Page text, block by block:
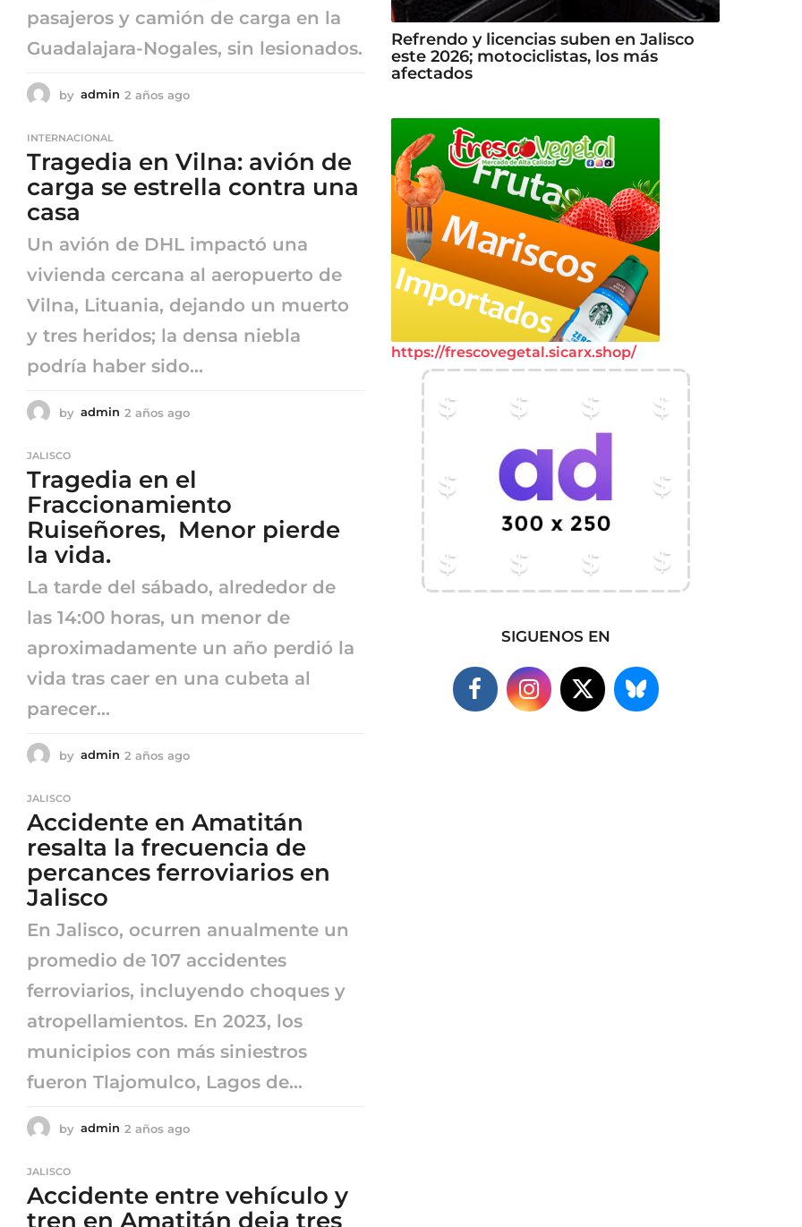
pasajeros y camión de carga en la
Guadalajara-Nogales, sin lesionados.
by admin 2 años ago
s
a
g
INTERNACIONAL
Tragedia en Vilna: avión de
carga se estrella contra una
casa
Un avión de DHL impactó una
vivienda cercana al aeropuerto de
Vilna, Lituania, dejando un muerto
y tres heridos; la densa niebla
podría haber sido...
by admin 2 años ago
a
g
o
JALISCO
Tragedia en el
Fraccionamiento
Ruiseñores, Menor pierde
la vida.
La tarde del sábado, alrededor de
las 14:00 horas, un menor de
aproximadamente un año perdió la
vida tras caer en una cubeta al
parecer...
by admin 2 años ago
s
a
g
o
JALISCO
Accidente en Amatitán
resalta la frecuencia de
percances ferroviarios en
Jalisco
En Jalisco, ocurren anualmente un
promedio de 107 accidentes
ferroviarios, incluyendo choques y
atropellamientos. En 2023, los
municipios con más siniestros
fueron Tlajomulco, Lagos de...
by admin 2 años ago
s
a
JALISCO
Accidente entre vehículo y
tren en Amatitán deja tres
Refrendo y licencias suben en Jalisco
este 2026; motociclistas, los más
afectados
https://frescovegetal.sicarx.shop/
SIGUENOS EN